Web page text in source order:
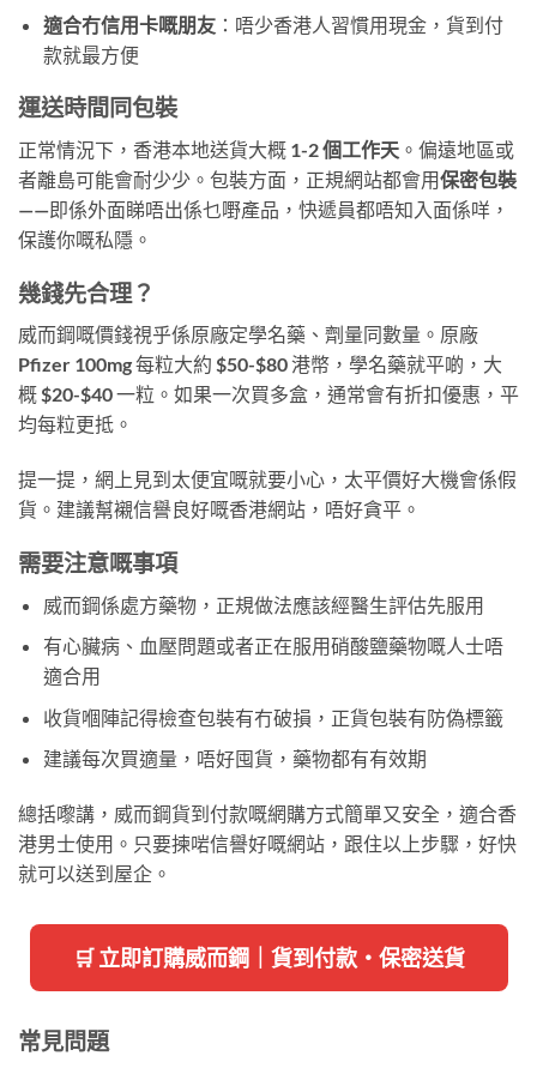
適合冇信用卡嘅朋友：唔少香港人習慣用現金，貨到付
款就最方便
運送時間同包裝
正常情況下，香港本地送貨大概 1-2 個工作天 。偏遠地區或
者離島可能會耐少少。包裝方面，正規網站都會用保密包裝
——即係外面睇唔出係乜嘢產品，快遞員都唔知入面係咩，
保護你嘅私隱。
幾錢先合理？
威而鋼嘅價錢視乎係原廠定學名藥、劑量同數量。原廠
Pfizer 100mg 每粒大約 $50-$80 港幣，學名藥就平啲，大
概 $20-$40 一粒。如果一次買多盒，通常會有折扣優惠，平
均每粒更抵。
提一提，網上見到太便宜嘅就要小心，太平價好大機會係假
貨。建議幫襯信譽良好嘅香港網站，唔好貪平。
需要注意嘅事項
威而鋼係處方藥物，正規做法應該經醫生評估先服用
有心臟病、血壓問題或者正在服用硝酸鹽藥物嘅人士唔
適合用
收貨嗰陣記得檢查包裝有冇破損，正貨包裝有防偽標籤
建議每次買適量，唔好囤貨，藥物都有有效期
總括嚟講，威而鋼貨到付款嘅網購方式簡單又安全，適合香
港男士使用。只要揀啱信譽好嘅網站，跟住以上步驟，好快
就可以送到屋企。
🛒 立即訂購威而鋼｜貨到付款・保密送貨
常見問題